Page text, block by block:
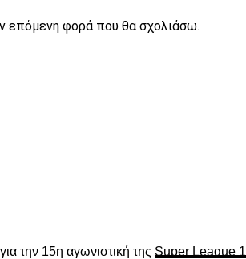
επόμενη φορά που θα σχολιάσω.
την 15η αγωνιστική της Super League 1